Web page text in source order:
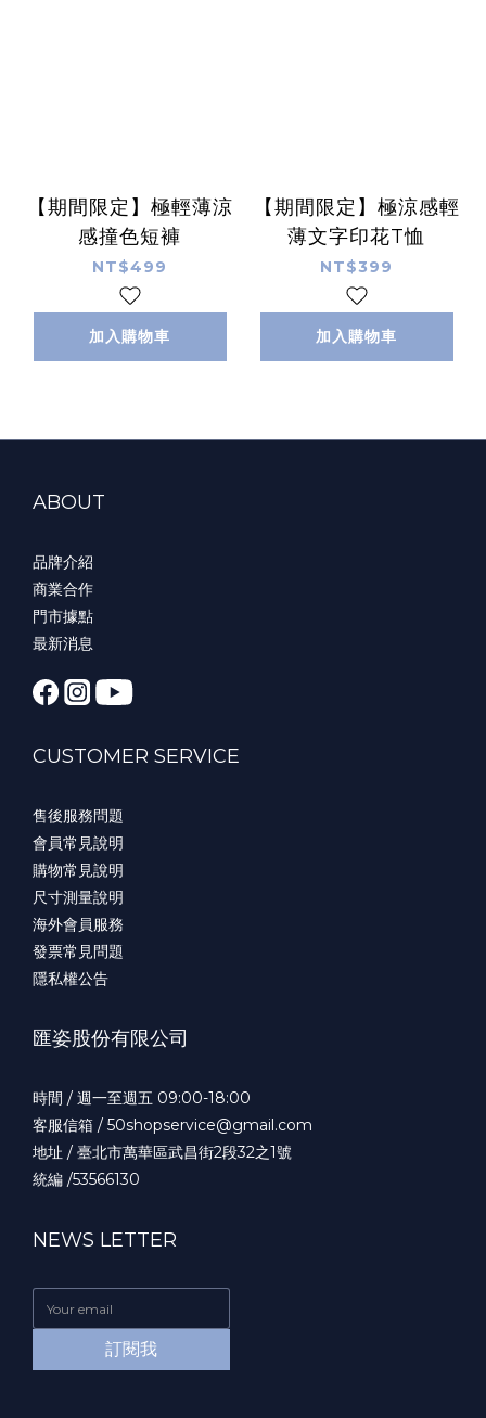
【期間限定】極輕薄涼
感撞色短褲
NT$499
加入購物車
【期間限定】極涼感輕
薄文字印花T恤
NT$399
加入購物車
ABOUT
品牌介紹
商業合作
門市據點
最新消息
CUSTOMER SERVICE
售後服務問題
會員常見說明
購物常見說明
尺寸測量說明
海外會員服務
發票常見問題
隱私權公告
匯姿股份有限公司
時間 / 週一至週五 09:00-18:00
客服信箱 / 50shopservice@gmail.com
地址 / 臺北市萬華區武昌街2段32之1號
統編 /53566130
NEWS LETTER
訂閱我